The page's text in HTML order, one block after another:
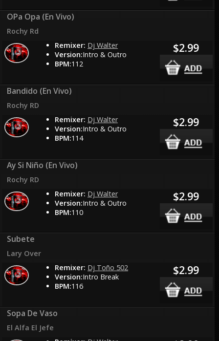
OPa Opa (En Vivo)
Rochy Rd
Remixer: Dj Walter
Version:Intro & Outro
BPM:112
$2.99
Bandido (En Vivo)
Rochy RD
Remixer: Dj Walter
Version:Intro & Outro
BPM:114
$2.99
Ay Si Niño (En Vivo)
Rochy RD
Remixer: Dj Walter
Version:Intro & Outro
BPM:110
$2.99
Subete
Lary Over
Remixer: Dj Toño 502
Version:Intro Break
BPM:116
$2.99
Sopa De Vaso
El Alfa El Jefe